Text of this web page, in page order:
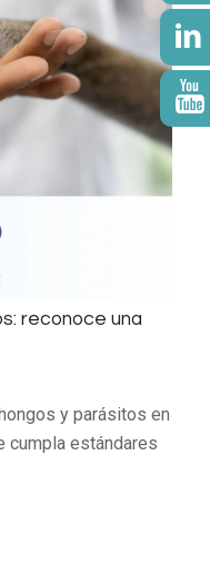
reconoce una
y parásitos en
cumpla estándares